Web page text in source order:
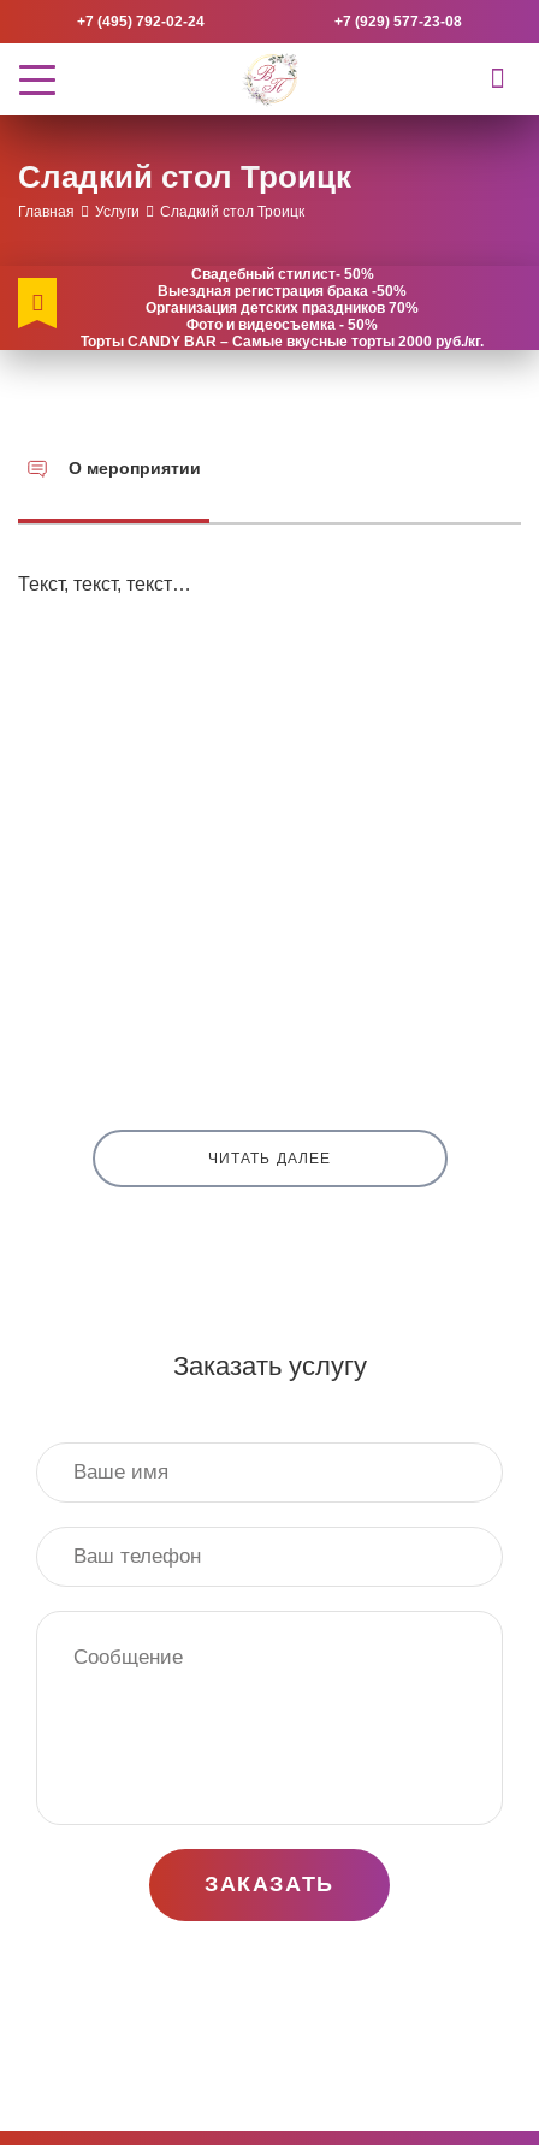
+7 (495) 792-02-24 +7 (929) 577-23-08
Сладкий стол Троицк
Главная Услуги Сладкий стол Троицк
Свадебный стилист- 50%
Выездная регистрация брака -50%
Организация детских праздников 70%
Фото и видеосъемка - 50%
Торты CANDY BAR – Самые вкусные торты 2000 руб./кг.
О мероприятии
Текст, текст, текст…
ЧИТАТЬ ДАЛЕЕ
Заказать услугу
ЗАКАЗАТЬ